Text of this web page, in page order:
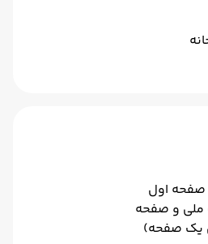
اول
ملی و صفحه
یک صفحه)